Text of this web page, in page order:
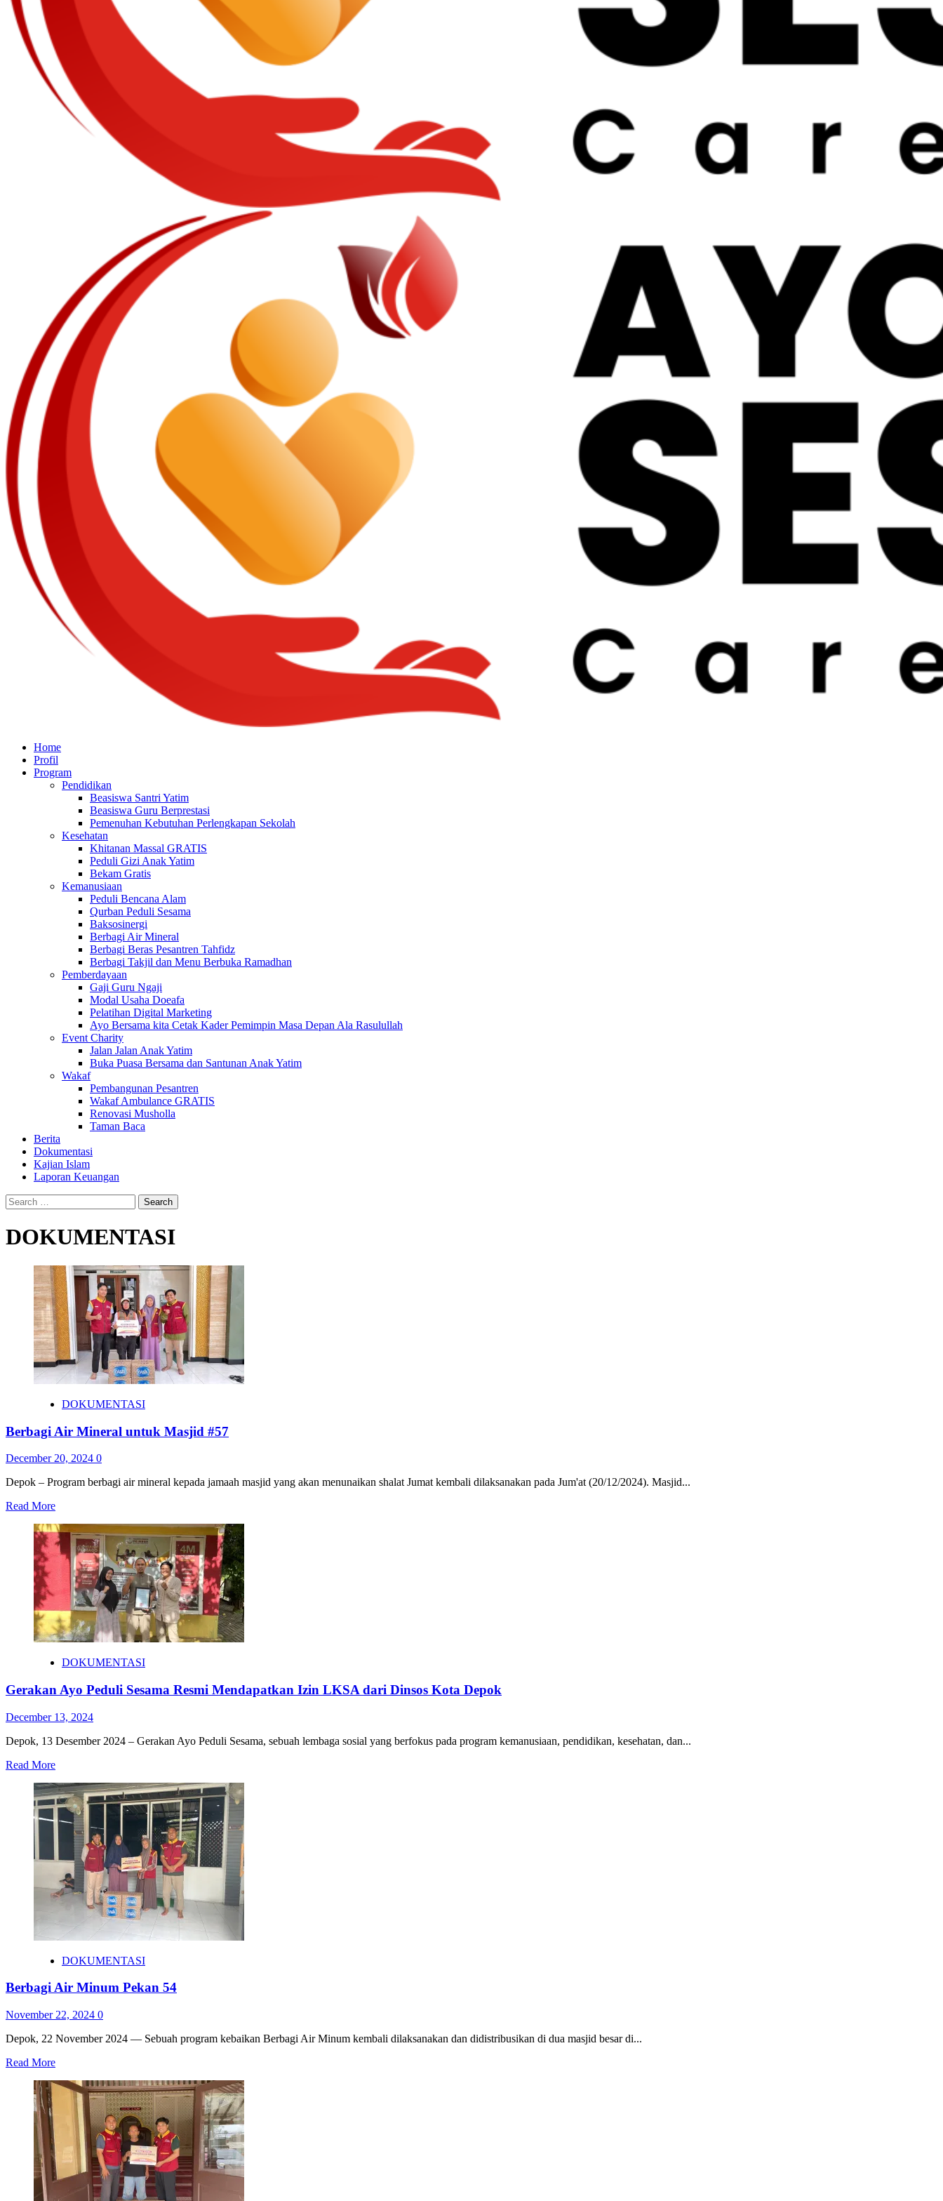
Home
Profil
Program
Pendidikan
Beasiswa Santri Yatim
Beasiswa Guru Berprestasi
Pemenuhan Kebutuhan Perlengkapan Sekolah
Kesehatan
Khitanan Massal GRATIS
Peduli Gizi Anak Yatim
Bekam Gratis
Kemanusiaan
Peduli Bencana Alam
Qurban Peduli Sesama
Baksosinergi
Berbagi Air Mineral
Berbagi Beras Pesantren Tahfidz
Berbagi Takjil dan Menu Berbuka Ramadhan
Pemberdayaan
Gaji Guru Ngaji
Modal Usaha Doeafa
Pelatihan Digital Marketing
Ayo Bersama kita Cetak Kader Pemimpin Masa Depan Ala Rasulullah
Event Charity
Jalan Jalan Anak Yatim
Buka Puasa Bersama dan Santunan Anak Yatim
Wakaf
Pembangunan Pesantren
Wakaf Ambulance GRATIS
Renovasi Musholla
Taman Baca
Berita
Dokumentasi
Kajian Islam
Laporan Keuangan
Search
for:
DOKUMENTASI
DOKUMENTASI
Berbagi Air Mineral untuk Masjid #57
December 20, 2024 0
Depok – Program berbagi air mineral kepada jamaah masjid yang akan menunaikan shalat Jumat kembali dilaksanakan pada Jum'at (20/12/2024). Masjid...
Read More
DOKUMENTASI
Gerakan Ayo Peduli Sesama Resmi Mendapatkan Izin LKSA dari Dinsos Kota Depok
December 13, 2024
Depok, 13 Desember 2024 – Gerakan Ayo Peduli Sesama, sebuah lembaga sosial yang berfokus pada program kemanusiaan, pendidikan, kesehatan, dan...
Read More
DOKUMENTASI
Berbagi Air Minum Pekan 54
November 22, 2024 0
Depok, 22 November 2024 — Sebuah program kebaikan Berbagi Air Minum kembali dilaksanakan dan didistribusikan di dua masjid besar di...
Read More